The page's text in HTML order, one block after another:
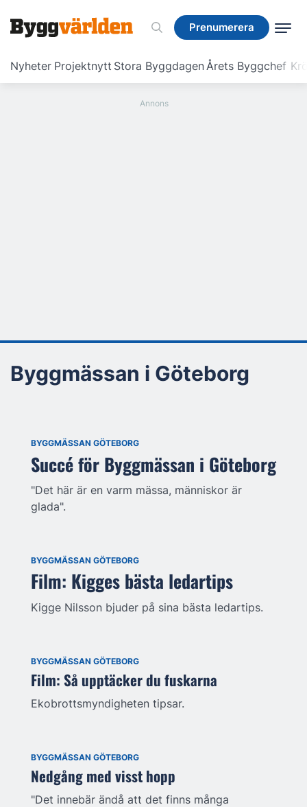
Prenumerera
Nyheter Projektnytt Stora ByggdagenÅrets Byggchef
Prenumerera
Byggmässan i Göteborg
BYGGMÄSSAN GÖTEBORG
Succé för Byggmässan i Göteborg
"Det här är en varm mässa, människor är
glada".
BYGGMÄSSAN GÖTEBORG
Film: Kigges bästa ledartips
Kigge Nilsson bjuder på sina bästa ledartips.
BYGGMÄSSAN GÖTEBORG
Film: Så upptäcker du fuskarna
Ekobrottsmyndigheten tipsar.
BYGGMÄSSAN GÖTEBORG
Nedgång med visst hopp
"Det innebär ändå att det finns många